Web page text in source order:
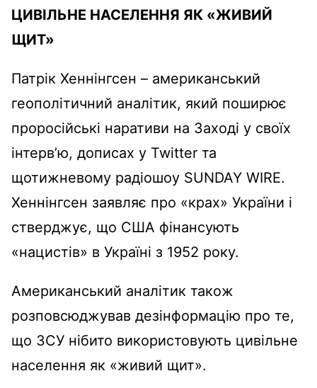
ЦИВІЛЬНЕ НАСЕЛЕННЯ ЯК «ЖИВИЙ
ЩИТ»
Патрік Хеннінгсен – американський
геополітичний аналітик, який поширює
проросійські наративи на Заході у своїх
інтерв’ю, дописах у Twitter та
щотижневому радіошоу SUNDAY WIRE.
Хеннінгсен заявляє про «крах» України і
стверджує, що США фінансують
«нацистів» в Україні з 1952 року.
Американський аналітик також
розповсюджував дезінформацію про те,
що ЗСУ нібито використовують цивільне
населення як «живий щит».